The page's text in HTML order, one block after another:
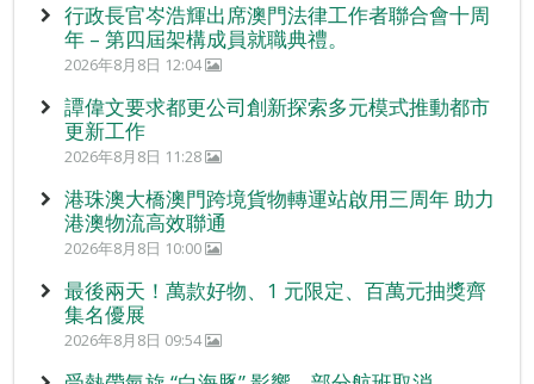
行政長官岑浩輝出席澳門法律工作者聯合會十周
年 – 第四屆架構成員就職典禮。
2026年8月8日 12:04
譚偉文要求都更公司創新探索多元模式推動都市
更新工作
2026年8月8日 11:28
港珠澳大橋澳門跨境貨物轉運站啟用三周年 助力
港澳物流高效聯通
2026年8月8日 10:00
最後兩天！萬款好物、1 元限定、百萬元抽獎齊
集名優展
2026年8月8日 09:54